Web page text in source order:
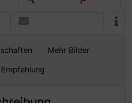
Mehr Bilder
Empfehlung